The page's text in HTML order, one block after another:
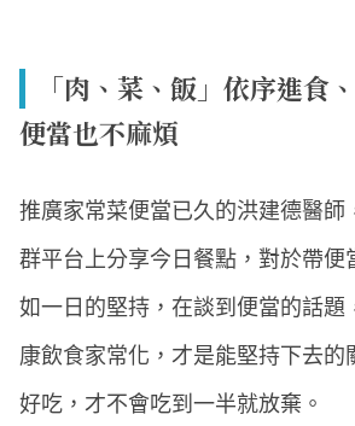
「肉、菜、飯」依序進食
便當也不麻煩
推廣家常菜便當已久的洪建德醫師
群平台上分享今日餐點，對於帶便
如一日的堅持，在談到便當的話題
康飲食家常化，才是能堅持下去的
好吃，才不會吃到一半就放棄。